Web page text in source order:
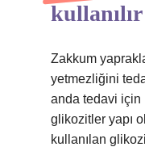
kullanılır
Zakkum
yetmezliğini
anda tedavi için
glikozitler yapı
kullanılan